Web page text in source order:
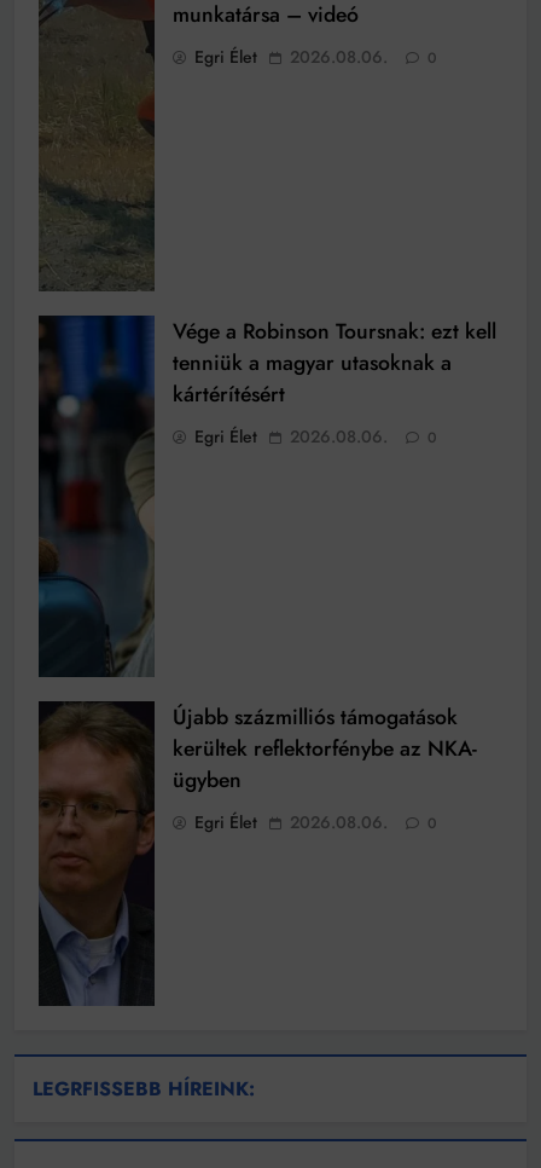
munkatársa – videó
Egri Élet 2026.08.06. 0
Vége a Robinson Toursnak: ezt kell
tenniük a magyar utasoknak a
kártérítésért
Egri Élet 2026.08.06. 0
Újabb százmilliós támogatások
kerültek reflektorfénybe az NKA-
ügyben
Egri Élet 2026.08.06. 0
LEGRFISSEBB HÍREINK: